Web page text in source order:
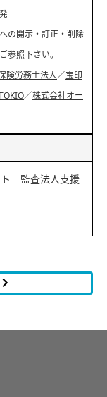
発
の開示・訂正・削除
参照下さい。
険労務士法人 ／ 宝印
／株式会社オー
ト 監査法人支援